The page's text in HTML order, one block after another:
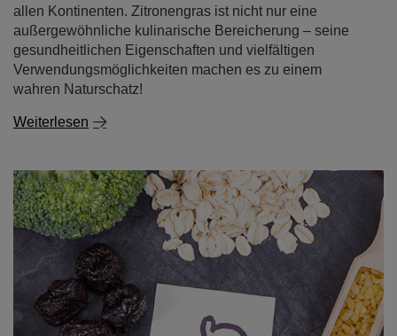
allen Kontinenten. Zitronengras ist nicht nur eine
außergewöhnliche kulinarische Bereicherung – seine
gesundheitlichen Eigenschaften und vielfältigen
Verwendungsmöglichkeiten machen es zu einem
wahren Naturschatz!
Weiterlesen